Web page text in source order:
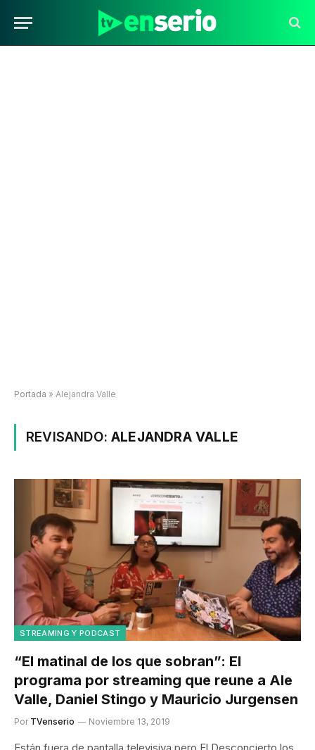
Portada » Alejandra Valle
REVISANDO:ALEJANDRA VALLE
STREAMING Y PODCAST
“El matinal de los que sobran”: El
programa por streaming que reune a Ale
Valle, Daniel Stingo y Mauricio Jurgensen
Por TVenserio Noviembre 13, 2019
Están fuera de pantalla televisiva pero El Desconcierto los